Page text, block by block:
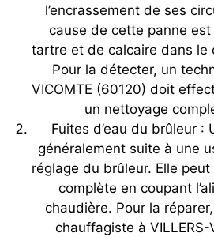
l’encrassement de ses
cause de cette panne est
tartre et de calcaire dans le
Pour la détecter, un
VICOMTE (60120) doit
un nettoyage
Fuites d’eau du brûleur :
généralement suite à une
réglage du brûleur. Elle
complète en coupant
chaudière. Pour la réparer,
chauffagiste à VILLERS-